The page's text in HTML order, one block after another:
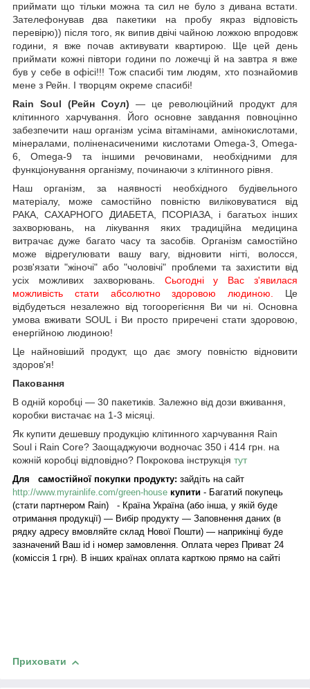
приймати що тільки можна та сил не було з дивана встати.
Зателефонував два пакетики на пробу якраз відповість
перевірю)) після того, як випив двічі чайною ложкою впродовж
години, я вже почав активувати квартирою. Ще цей день
приймати кожні півтори години по ложечці й на завтра я вже
був у себе в офісі!!! Тож спасибі тим людям, хто познайомив
мене з Рейн. І творцям окреме спасибі!
Rain Soul (Рейн Соул) — це революційний продукт для
клітинного харчування. Його основне завдання повноцінно
забезпечити наш організм усіма вітамінами, амінокислотами,
мінералами, поліненасиченими кислотами Omega-3, Omega-
6, Omega-9 та іншими речовинами, необхідними для
функціонування організму, починаючи з клітинного рівня.
Наш організм, за наявності необхідного будівельного
матеріалу, може самостійно повністю виліковуватися від
РАКА, САХАРНОГО ДИАБЕТА, ПСОРІАЗА, і багатьох інших
захворювань, на лікування яких традиційна медицина
витрачає дуже багато часу та засобів. Організм самостійно
може відрегулювати вашу вагу, відновити нігті, волосся,
розв'язати "жіночі" або "чоловічі" проблеми та захистити від
усіх можливих захворювань. Сьогодні у Вас з'явилася
можливість стати абсолютно здоровою людиною. Це
відбудеться незалежно від тогоорегієння Ви чи ні. Основна
умова вживати SOUL і Ви просто приречені стати здоровою,
енергійною людиною!
Це найновіший продукт, що дає змогу повністю відновити
здоров'я!
Паковання
В одній коробці — 30 пакетиків. Залежно від дози вживання,
коробки вистачає на 1-3 місяці.
Як купити дешевшу продукцію клітинного харчування Rain
Soul і Rain Core? Заощаджуючи водночас 350 і 414 грн. на
кожній коробці відповідно? Покрокова інструкція тут
Для самостійної покупки продукту: зайдіть на сайт
http://www.myrainlife.com/green-house купити - Багатий покупець
(стати партнером Rain) - Країна Україна (або інша, у якій буде
отримання продукції) — Вибір продукту — Заповнення даних (в
рядку адресу вмовляйте склад Нової Пошти) — наприкінці буде
зазначений Ваш id і номер замовлення. Оплата через Приват 24
(коміссія 1 грн). В інших країнах оплата карткою прямо на сайті
Приховати